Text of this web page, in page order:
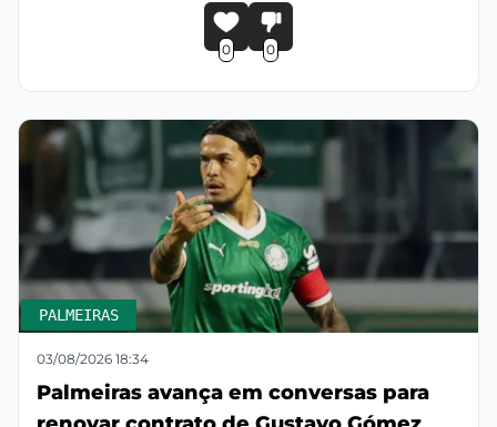
0 0
PALMEIRAS
03/08/2026 18:34
Palmeiras avança em conversas para